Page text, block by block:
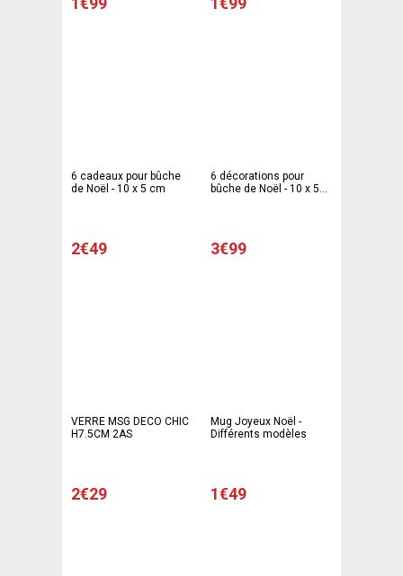
6 cadeaux pour bûche
de Noël - 10 x 5 cm
2€49
6 décorations pour
bûche de Noël - 10 x 5
3€99
VERRE MSG DECO CHIC
H7.5CM 2AS
2€29
Mug Joyeux Noël -
Différents modèles
1€49